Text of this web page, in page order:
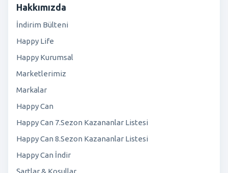
Hakkımızda
İndirim Bülteni
Happy Life
Happy Kurumsal
Marketlerimiz
Markalar
Happy Can
Happy Can 7.Sezon Kazananlar Listesi
Happy Can 8.Sezon Kazananlar Listesi
Happy Can İndir
Şartlar & Koşullar